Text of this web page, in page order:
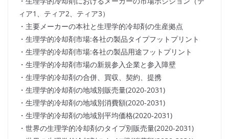
ィア1、ティア2、ティア3）
・主要メーカーの本社と生理学的冷却剤の生産拠点
・生理学的冷却剤市場:各社の製品タイプフットプリント
・生理学的冷却剤市場:各社の製品用途フットプリント
・生理学的冷却剤市場の新規参入企業と参入障壁
・生理学的冷却剤の合併、買収、契約、提携
・生理学的冷却剤の地域別販売量(2020-2031)
・生理学的冷却剤の地域別消費額(2020-2031)
・生理学的冷却剤の地域別平均価格(2020-2031)
・世界の生理学的冷却剤のタイプ別販売量(2020-2031)